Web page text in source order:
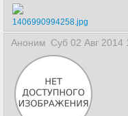
1406990994258.jpg
Аноним Суб 02 Авг 2014